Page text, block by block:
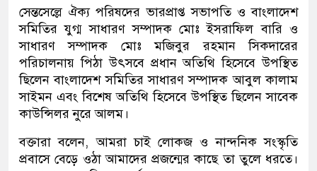
সেন্তসেল্লে ঐক্য পরিষদের ভারপ্রাপ্ত সভাপতি ও বাংলাদেশ
সমিতির যুগ্ম সাধারণ সম্পাদক মোঃ ইসরাফিল বারি ও
সাধারণ সম্পাদক মোঃ মজিবুর রহমান সিকদারের
পরিচালনায় পিঠা উৎসবে প্রধান অতিথি হিসেবে উপস্থিত
ছিলেন বাংলাদেশ সমিতির সাধারণ সম্পাদক আবুল কালাম
সাইমন এবং বিশেষ অতিথি হিসেবে উপস্থিত ছিলেন সাবেক
কাউন্সিলর নুরে আলম।
বক্তারা বলেন, আমরা চাই লোকজ ও নান্দনিক সংস্কৃতি
প্রবাসে বেড়ে ওঠা আমাদের প্রজন্মের কাছে তা তুলে ধরতে।